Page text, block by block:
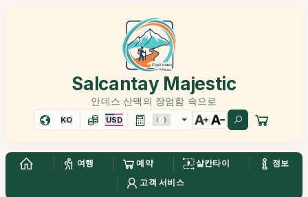
Salcantay Majestic
안데스 산맥의 장엄함 속으로
KO USD
여행 예약 살칸타이
정보
고객 서비스